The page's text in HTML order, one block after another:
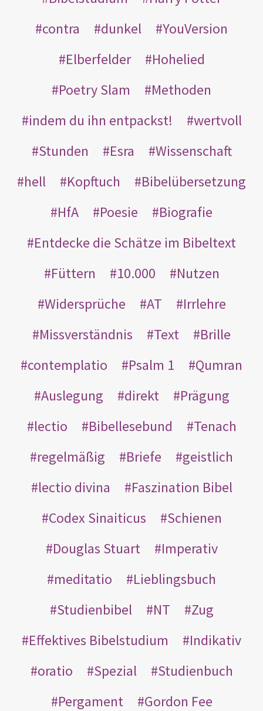
contra
dunkel
YouVersion
Elberfelder
Hohelied
Poetry Slam
Methoden
indem du ihn entpackst!
wertvoll
Stunden
Esra
Wissenschaft
hell
Kopftuch
Bibelübersetzung
HfA
Poesie
Biografie
Entdecke die Schätze im Bibeltext
Füttern
10.000
Nutzen
Widersprüche
AT
Irrlehre
Missverständnis
Text
Brille
contemplatio
Psalm 1
Qumran
Auslegung
direkt
Prägung
lectio
Bibellesebund
Tenach
regelmäßig
Briefe
geistlich
lectio divina
Faszination Bibel
Codex Sinaiticus
Schienen
Douglas Stuart
Imperativ
meditatio
Lieblingsbuch
Studienbibel
NT
Zug
Effektives Bibelstudium
Indikativ
oratio
Spezial
Studienbuch
Pergament
Gordon Fee